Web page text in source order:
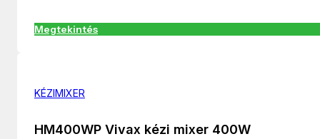
Megtekintés
KÉZIMIXER
HM400WP Vivax kézi mixer 400W